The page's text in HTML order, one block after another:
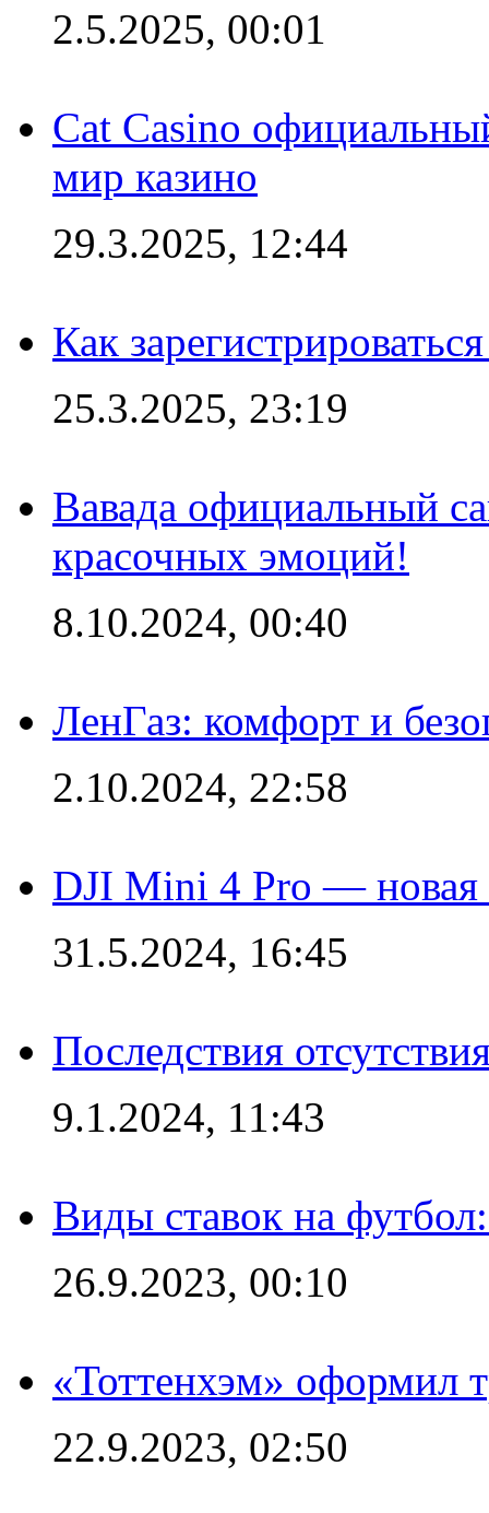
2.5.2025, 00:01
Cat Casino
мир казино
29.3.2025, 12:44
Как
25.3.2025, 23:19
Вавада официальный
красочных эмоций!
8.10.2024, 00:40
ЛенГаз: комфорт и
2.10.2024, 22:58
DJI Mini 4 Pro — новая
31.5.2024, 16:45
Последствия
9.1.2024, 11:43
Виды ставок на
26.9.2023, 00:10
«Тоттенхэм» оформил
22.9.2023, 02:50